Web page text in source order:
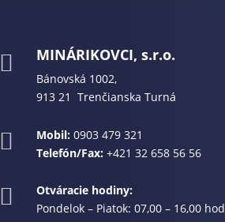
 MINÁRIKOVCI, s.r.o.
Bánovská 1002,
913 21 Trenčianska Turná
 Mobil: 0903 479 321
Telefón/Fax: +421 32 658 56 56

Otváracie hodiny:
Pondelok – Piatok: 07,00 – 16,00 hod